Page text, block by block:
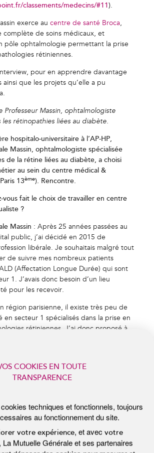
classements/medecins/#11).
exerce aucentre de santé Broca,
complète de soins médicaux, et
pôle ophtalmologie permettant la prise
rétiniennes.
pour en apprendre davantage
ainsi que les projets qu’elle a pu
Professeur Massin, ophtalmologiste
les rétinopathies liées au diabète.
hospitalo-universitaire à l’AP-HP,
Massin, ophtalmologiste spécialisée
de la rétine liées au diabète, a choisi
au sein du centre médical &
13ème). Rencontre.
vous fait le choix de travailler en centre
?
Massin : Après 25 années passées au
public, j’ai décidé en 2015 de
libérale. Je souhaitais malgré tout
de suivre mes nombreux patients
(Affectation Longue Durée) qui sont
1. J’avais donc besoin d’un lieu
pour les recevoir.
région parisienne, il existe très peu de
en secteur 1 spécialisés dans la prise en
rétiniennes. J’ai donc proposé à
tous les équipements nécessaires et
tant que praticien, c’est très
disposons d’équipements de pointe
patients et nous avons très peu de
à faire, contrairement à ce que l’on
EN TOUTE
et fonctionnels, toujours
fonctionnement du site.
, et avec
votre
Générale et ses partenaires
des cookies pour mesurer et
ainsi que vous proposer des
vos centres d’intérêts.
personnaliserou modifier votre
consultez notre
politique de
refuser